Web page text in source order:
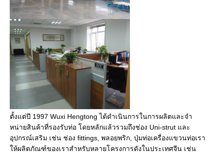
ตั้งแต่ปี 1997 Wuxi Hengtong ได้ดําเนินการในการผลิตและจํา
หน่ายสินค้าที่รองรับท่อ โดยหลักแล้วรวมถึงช่อง Uni-strut และ
อุปกรณ์เสริม เช่น ช่อง fittings, พลอยพริก, ปุ่มท่อเครื่องแขวนท่อเรา
ให้ผลิตภัณฑ์ของเราสําหรับหลายโครงการดังในประเทศจีน เช่น